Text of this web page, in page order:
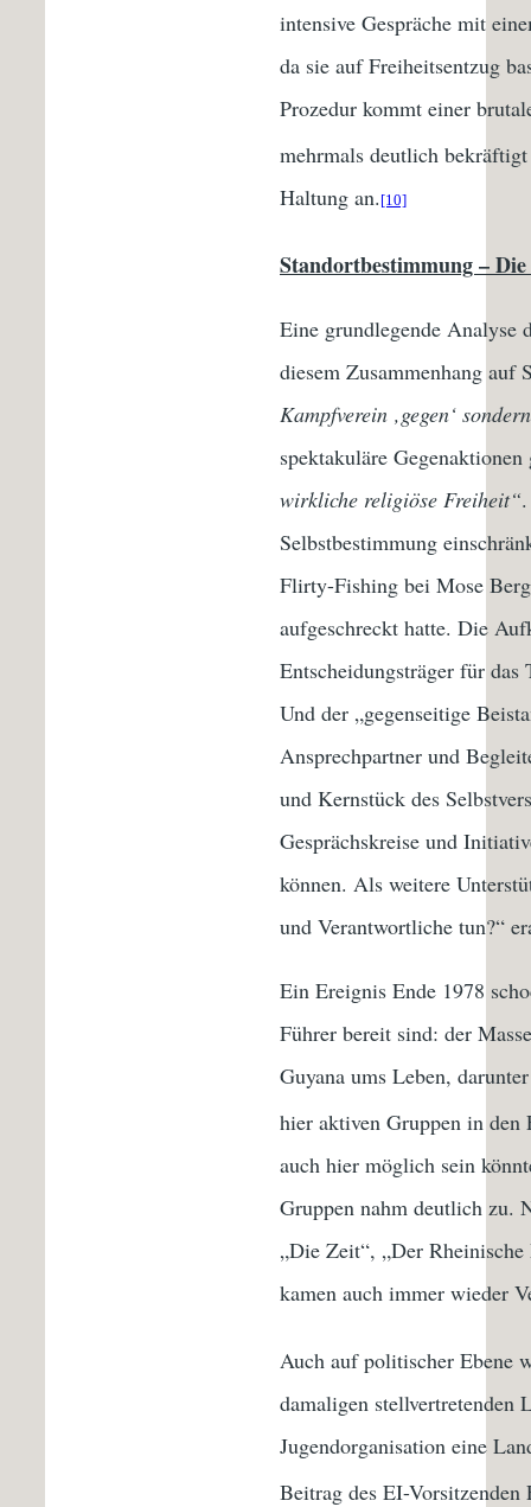
intensive Gespräche mit
da sie auf Freiheitsentzug
Prozedur kommt einer
mehrmals deutlich
Haltung an. [10]
Standortbestimmung –
Eine grundlegende
diesem Zusammenhang
Kampfverein ‚gegen‘
spektakuläre
wirkliche religiöse Freiheit“
Selbstbestimmung
Flirty-Fishing bei Mose
aufgeschreckt hatte. Die
Entscheidungsträger für das
Und der „gegenseitige
Ansprechpartner und
und Kernstück des
Gesprächskreise und
können. Als weitere
und Verantwortliche tun?“
Ein Ereignis Ende 1978
Führer bereit sind: der
Guyana ums Leben,
hier aktiven Gruppen in den
auch hier möglich sein
Gruppen nahm deutlich zu.
„Die Zeit“, „Der
kamen auch immer wieder
Auch auf politischer Ebene
damaligen stellvertretenden
Jugendorganisation eine
Beitrag des EI-